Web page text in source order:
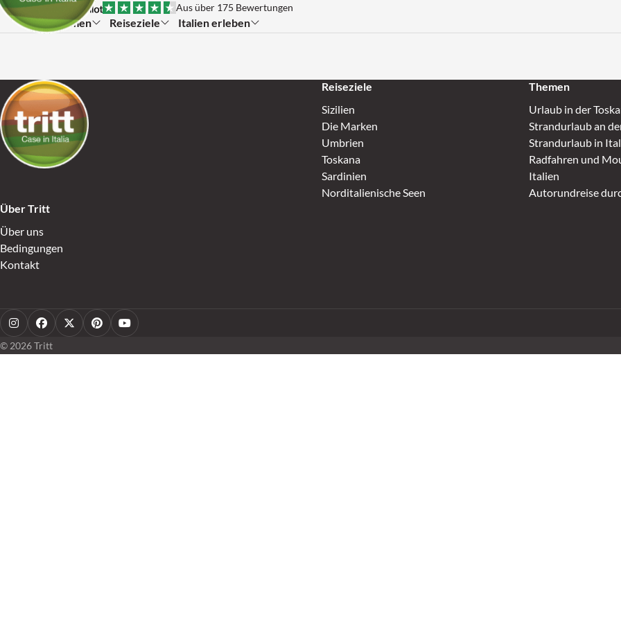
Skip to content
Submenu:
Themen Submenu:
Reiseziele Submenu:
Italien erleben
Aus über 175 Bewertungen
Go to Home
Über Tritt
Über uns
Bedingungen
Kontakt
Reiseziele
Sizilien
Die Marken
Umbrien
Toskana
Sardinien
Norditalienische Seen
Themen
Urlaub in der
Strandurlaub an
Strandurlaub in
Radfahren und
Italien
Autorundreise
InstagramFacebook
X PinterestYouTube
© 2026 Tritt